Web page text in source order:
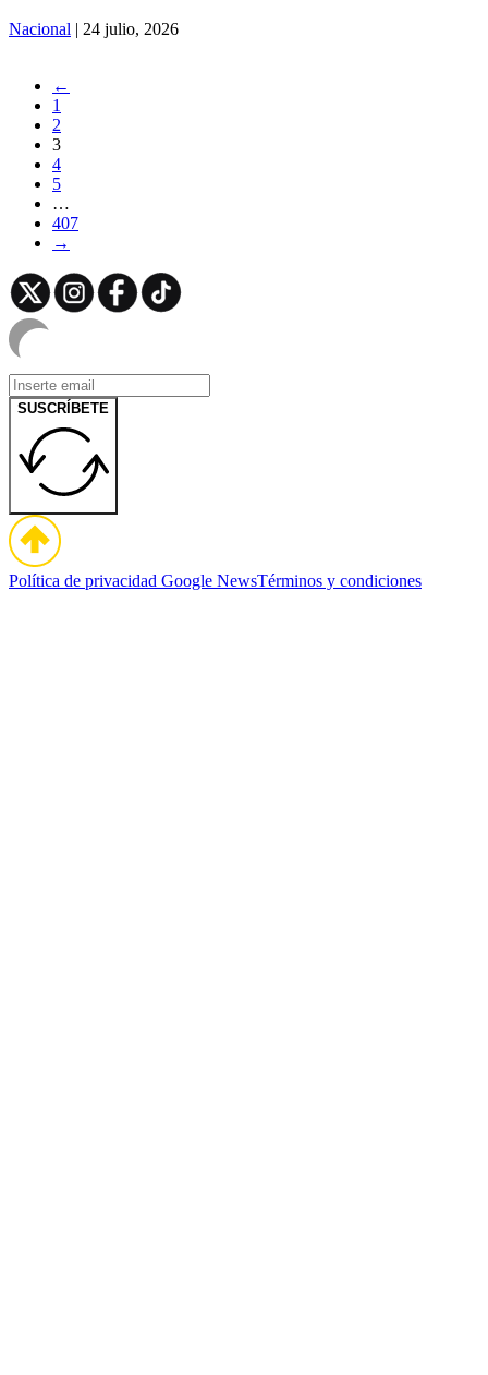
Nacional | 24 julio, 2026
←
1
2
3
4
5
…
407
→
SUSCRÍBETE
Política de privacidad Google NewsTérminos y condiciones